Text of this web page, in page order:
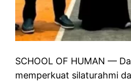
SCHOOL OF HUMAN —
memperkuat silaturahmi